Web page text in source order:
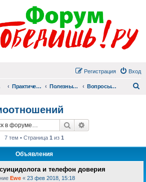
Вход
Регистрация
Практический раздел Полезные материалы Вопросы взаимоотношений
Поиск
7 тем • Страница 1 из 1
Объявления
и телефон доверия
Ewe « 23 фев 2018, 15:18